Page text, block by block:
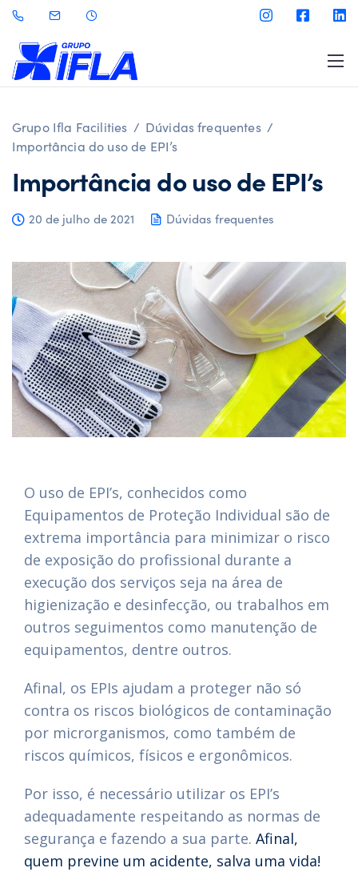
Grupo Ifla Facilities / Dúvidas frequentes /
Importância do uso de EPI’s
Importância do uso de EPI’s
20 de julho de 2021 Dúvidas frequentes
O uso de EPI’s, conhecidos como
Equipamentos de Proteção Individual são de
extrema importância para minimizar o risco
de exposição do profissional durante a
execução dos serviços seja na área de
higienização e desinfecção, ou trabalhos em
outros seguimentos como manutenção de
equipamentos, dentre outros.
Afinal, os EPIs ajudam a proteger não só
contra os riscos biológicos de contaminação
por microrganismos, como também de
riscos químicos, físicos e ergonômicos.
Por isso, é necessário utilizar os EPI’s
adequadamente respeitando as normas de
segurança e fazendo a sua parte. Afinal,
quem previne um acidente, salva uma vida!